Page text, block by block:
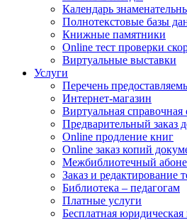
Календарь
Полнотекстовые базы
Книжные памятники
Online тест проверки
Виртуальные выставки
Услуги
Перечень
Интернет-магазин
Виртуальная справочная
Предварительный заказ
Online продление книг
Online заказ копий
Межбиблиотечный
Заказ и редактирование
Библиотека – педагогам
Платные услуги
Бесплатная